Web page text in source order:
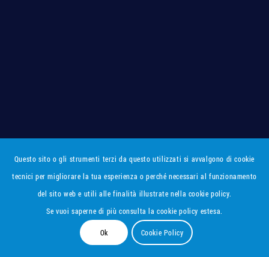
Questo sito o gli strumenti terzi da questo utilizzati si avvalgono di cookie
tecnici per migliorare la tua esperienza o perché necessari al funzionamento
del sito web e utili alle finalità illustrate nella cookie policy.
Se vuoi saperne di più consulta la cookie policy estesa.
Ok Cookie Policy